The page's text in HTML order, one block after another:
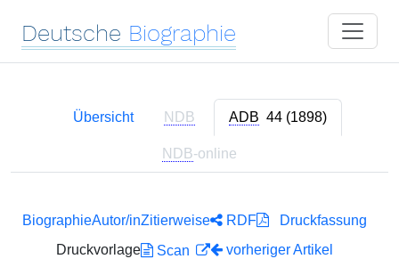
Deutsche Biographie
Übersicht NDB ADB 44 (1898)
NDB-online
BiographieAutor/inZitierweise RDF
Druckfassung
Druckvorlage
Scan
vorheriger Artikel